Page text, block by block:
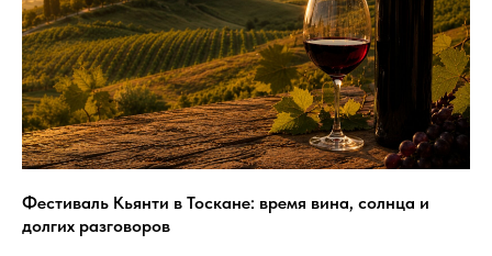
Фестиваль Кьянти в Тоскане: время вина, солнца и
долгих разговоров